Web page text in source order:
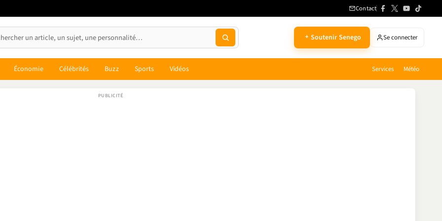
Contact
Soutenir Senego Se connecter
Économie Célébrités Buzz Sports Vidéos Services Météo